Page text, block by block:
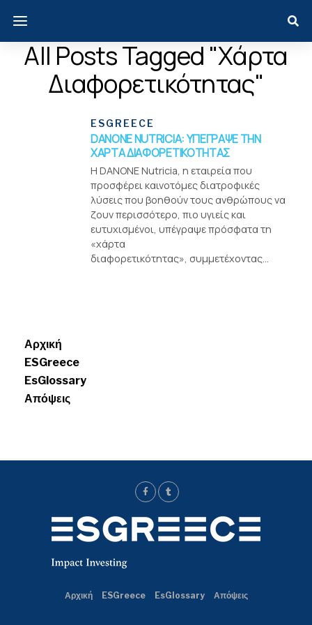
All Posts Tagged "χάρτα
Διαφορετικότητας"
ESGREECE
DANONE NUTRICIA: ΥΠΕΓΡΑΨΕ ΤΗΝ
ΧΑΡΤΑ ΔΙΑΦΟΡΕΤΙΚΟΤΗΤΑΣ
H DANONE Nutricia, η εταιρεία που
προσφέρει καινοτόμες διατροφικές
λύσεις που βοηθούν τους ανθρώπους να
ζουν περισσότερο, πιο υγιείς και
ευτυχισμένοι, υπέγραψε πρόσφατα τη
«χάρτα
διαφορετικότητας», συμμετέχοντας...
Αρχική
ESGreece
EsGlossary
Απόψεις
Αρχική ESGreece EsGlossary Απόψεις